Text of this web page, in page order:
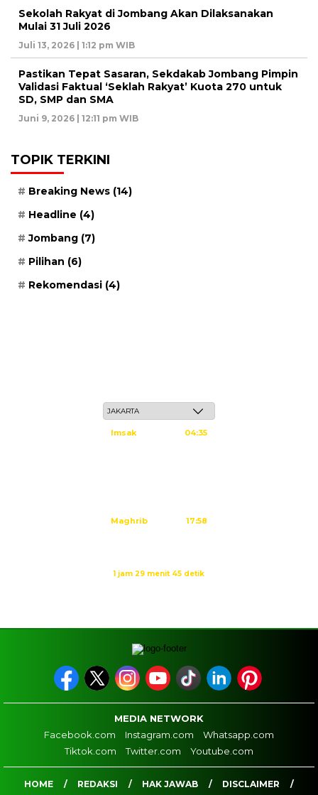
Sekolah Rakyat di Jombang Akan Dilaksanakan
Mulai 31 Juli 2026
Juli 13, 2026 | 1:12 pm WIB
Pastikan Tepat Sasaran, Sekdakab Jombang Pimpin
Validasi Faktual ‘Seklah Rakyat’ Kuota 270 untuk
SD, SMP dan SMA
Juni 9, 2026 | 12:11 pm WIB
TOPIK TERKINI
Breaking News (14)
Headline (4)
Jombang (7)
Pilihan (6)
Rekomendasi (4)
Imsak 04:35
Maghrib 17:58
1 jam 29 menit 44 detik
MEDIA NETWORK
Facebook.com
Instagram.com
Whatsapp.com
Tiktok.com
Twitter.com Youtube.com
HOME REDAKSI HAK JAWAB DISCLAIMER